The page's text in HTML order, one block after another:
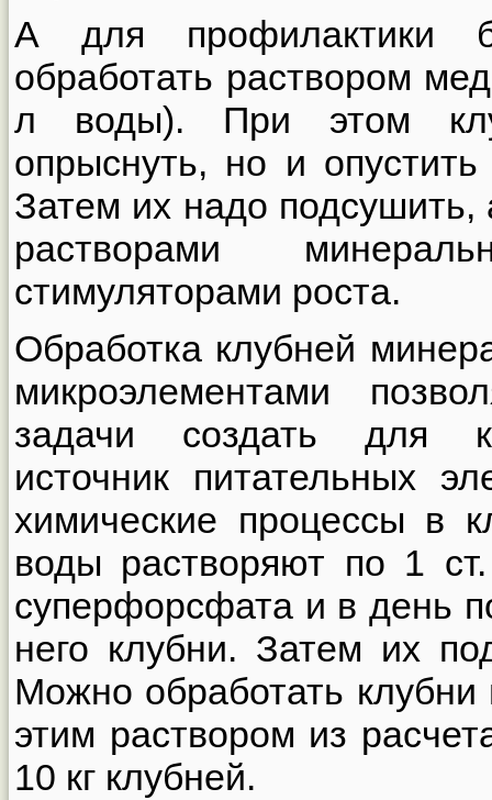
А для профилактики
обработать раствором
л воды). При этом
опрыснуть, но и
Затем их надо подсушить,
растворами
стимуляторами роста.
Обработка клубней
микроэлементами
задачи создать для
источник питательных
химические процессы в
воды растворяют по 1
суперфорсфата и в день
него клубни. Затем их
Можно обработать
этим раствором из
10 кг клубней.